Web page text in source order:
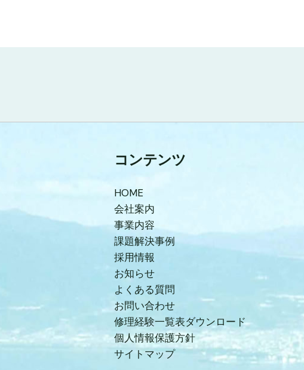
コンテンツ
HOME
会社案内
事業内容
課題解決事例
採用情報
お知らせ
よくある質問
お問い合わせ
修理経験一覧表ダウンロード
個人情報保護方針
サイトマップ